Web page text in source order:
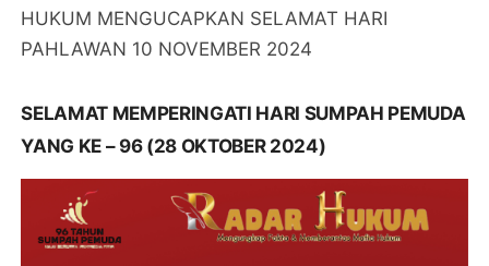
HUKUM MENGUCAPKAN SELAMAT HARI
PAHLAWAN 10 NOVEMBER 2024
SELAMAT MEMPERINGATI HARI SUMPAH PEMUDA
YANG KE – 96 (28 OKTOBER 2024)